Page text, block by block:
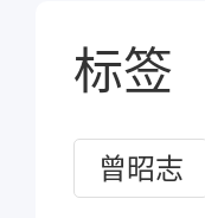
标签
曾昭志